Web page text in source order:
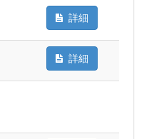
詳細
詳細